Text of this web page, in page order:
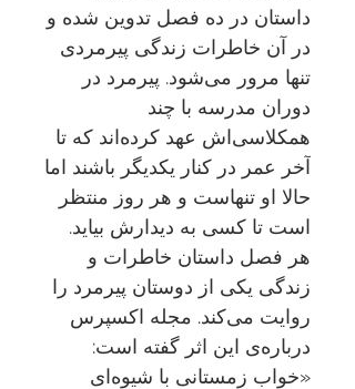
داستان در ده فصل تدوین شده و
در آن خاطرات زندگی پیرمردی
تنها مرور می‌شود. پیرمرد در
دوران مدرسه با چند
همکلاسی‌اش عهد کرده‌اند که تا
آخر عمر در کنار یکدیگر باشند اما
حالا او تنهاست و هر روز منتظر
است تا کسی به دیدارش بیاید.
هر فصل داستان خاطرات و
زندگی یکی از دوستان پیرمرد را
روایت می‌کند. مجله اکسپرس
درباره‌ی این اثر گفته است:
«خواب زمستانی با شیوه‏‌ای